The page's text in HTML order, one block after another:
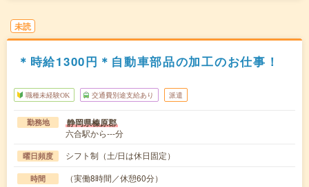
未読
＊時給1300円＊自動車部品の加工のお仕事！
職種未経験OK 交通費別途支給あり 派遣
勤務地 静岡県榛原郡
六合駅から---分
曜日頻度 シフト制（土/日は休日固定）
時間 （実働8時間／休憩60分）